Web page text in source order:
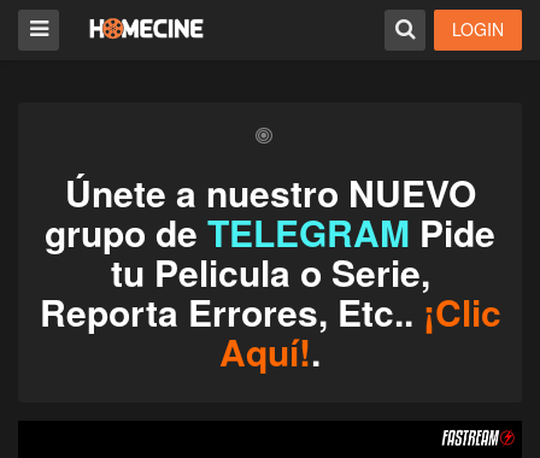
LOGIN
Únete a nuestro NUEVO
grupo de TELEGRAM Pide
tu Pelicula o Serie,
Reporta Errores, Etc.. ¡Clic
Aquí!.